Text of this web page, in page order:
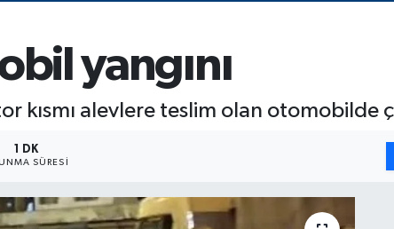
yangını
kısmı alevlere teslim olan otomobilde
1 DK
SÜRESI